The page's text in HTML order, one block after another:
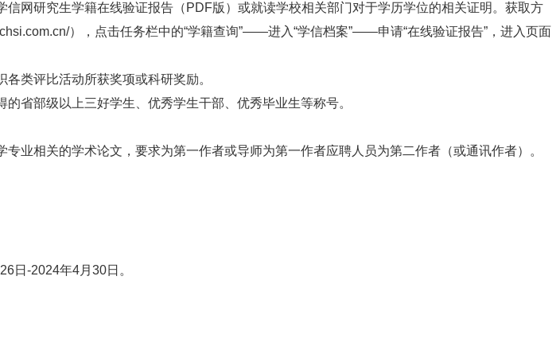
网研究生学籍在线验证报告（PDF版）或就读学校相关部门对于学历学位的相关证明。获取方
），点击任务栏中的“学籍查询”——进入“学信档案”——申请“在线验证报告”，进入页面
类评比活动所获奖项或科研奖励。
省部级以上三好学生、优秀学生干部、优秀毕业生等称号。
业相关的学术论文，要求为第一作者或导师为第一作者应聘人员为第二作者（或通讯作者）。
日-2024年4月30日。